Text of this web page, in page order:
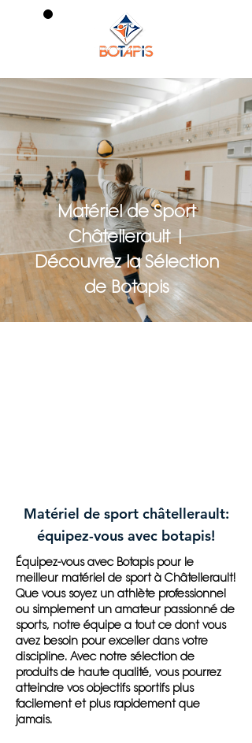
Matériel de Sport
Châtellerault |
Découvrez la Sélection
de Botapis
Matériel de sport châtellerault:
équipez-vous avec botapis!
Équipez-vous avec Botapis pour le
meilleur matériel de sport à Châtellerault!
Que vous soyez un athlète professionnel
ou simplement un amateur passionné de
sports, notre équipe a tout ce dont vous
avez besoin pour exceller dans votre
discipline. Avec notre sélection de
produits de haute qualité, vous pourrez
atteindre vos objectifs sportifs plus
facilement et plus rapidement que
jamais.